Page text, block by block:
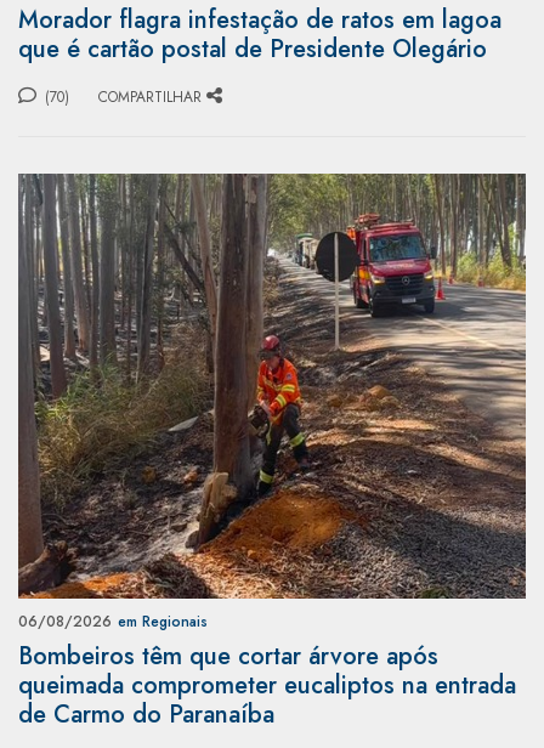
Morador flagra infestação de ratos em lagoa
que é cartão postal de Presidente Olegário
(70) COMPARTILHAR
06/08/2026 em Regionais
Bombeiros têm que cortar árvore após
queimada comprometer eucaliptos na entrada
de Carmo do Paranaíba